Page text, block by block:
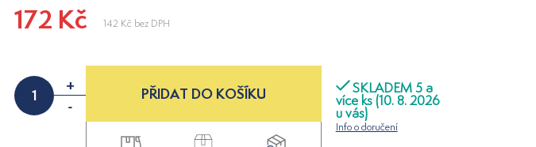
172 Kč
142 Kč bez DPH
+
-
SKLADEM 5 a
více ks (10. 8. 2026
u vás)
Info o doručení
PŘIDAT DO KOŠÍKU